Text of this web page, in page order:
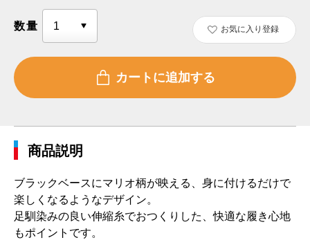
数量 お気に入り登録
商品説明
ブラックベースにマリオ柄が映える、身に付けるだけで
楽しくなるようなデザイン。
足馴染みの良い伸縮糸でおつくりした、快適な履き心地
もポイントです。